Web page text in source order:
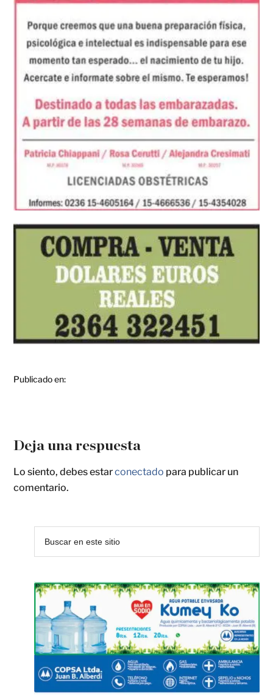
Publicado en:
Deja una respuesta
Lo siento, debes estarconectado para publicar un
comentario.